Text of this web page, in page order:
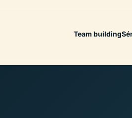
Team building